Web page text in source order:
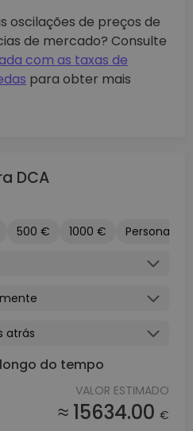
oscilações de preços de
de mercado? Consulte
com as taxas de
para obter mais
DCA
500 € 1000 €
atrás
do tempo
VALOR ESTIMADO
≈ 15634.00 €